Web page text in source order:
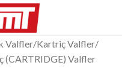
Valfler/Kartriç Valfler/
(CARTRIDGE) Valfler